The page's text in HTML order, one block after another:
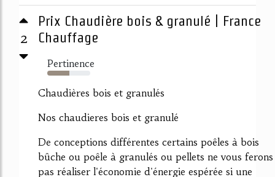
2
Prix Chaudière bois & granulé | France
Chauffage
Pertinence
52%
Chaudières bois et granulés
Nos chaudieres bois et granulé
De conceptions différentes certains poêles à bois
bûche ou poêle à granulés ou pellets ne vous ferons
pas réaliser l'économie d'énergie espérée si une